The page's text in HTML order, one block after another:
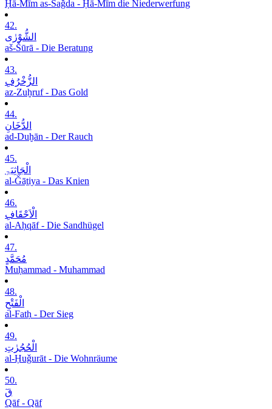
Ḥā-Mīm as-Saǧda - Ḥā-Mīm die Niederwerfung
42.
الشُّوْرٰی
aš-Šūrā - Die Beratung
43.
الزُّخْرُفِ
az-Zuḫruf - Das Gold
44.
الدُّخَانِ
ad-Duḫān - Der Rauch
45.
الْجَاثِیَۃِ
al-Ǧāṯiya - Das Knien
46.
الْاَحْقَافِ
al-Aḥqāf - Die Sandhügel
47.
مُحَمَّدٍ
Muḥammad - Muhammad
48.
الْفَتْحِ
al-Fatḥ - Der Sieg
49.
الْحُجُرٰتِ
al-Ḥuǧurāt - Die Wohnräume
50.
قٓ
Qāf - Qāf